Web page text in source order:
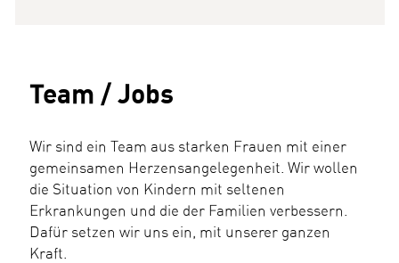
Team / Jobs
Wir sind ein Team aus starken Frauen mit einer
gemeinsamen Herzensangelegenheit. Wir wollen
die Situation von Kindern mit seltenen
Erkrankungen und die der Familien verbessern.
Dafür setzen wir uns ein, mit unserer ganzen
Kraft.